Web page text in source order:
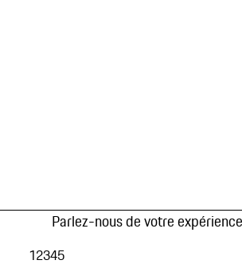
Parlez-nous de votre
12345